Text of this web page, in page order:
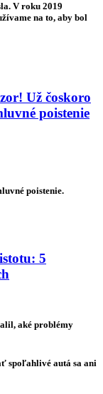
V roku 2019
na to, aby bol
Už čoskoro
poistenie
poistenie.
5
aké problémy
spoľahlivé autá sa ani